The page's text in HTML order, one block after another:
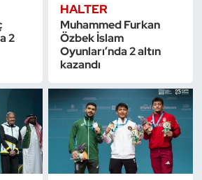
2
HALTER
Muhammed Furkan
Özbek İslam
Oyunları’nda 2 altın
kazandı